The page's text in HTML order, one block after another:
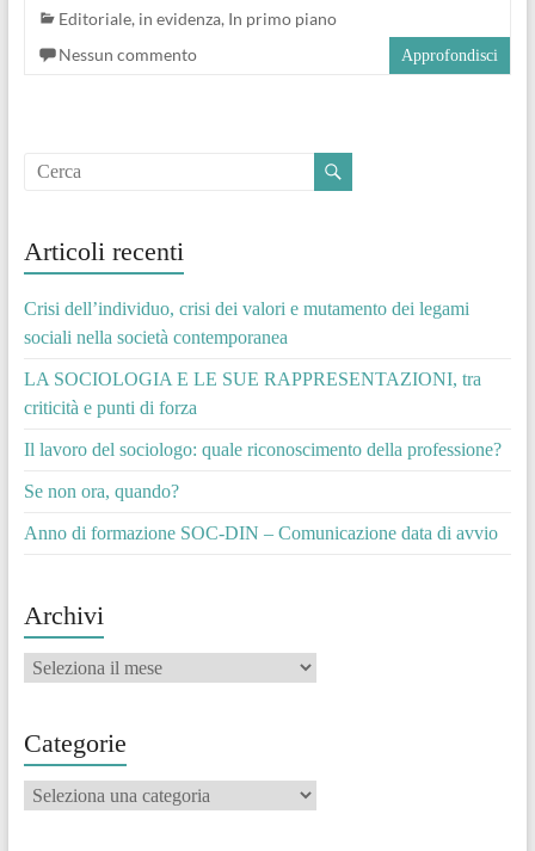
Editoriale, in evidenza, In primo piano
Nessun commento
Approfondisci
Articoli recenti
Crisi dell’individuo, crisi dei valori e mutamento dei legami
sociali nella società contemporanea
LA SOCIOLOGIA E LE SUE RAPPRESENTAZIONI, tra
criticità e punti di forza
Il lavoro del sociologo: quale riconoscimento della professione?
Se non ora, quando?
Anno di formazione SOC-DIN – Comunicazione data di avvio
Archivi
Archivi
Categorie
Categorie